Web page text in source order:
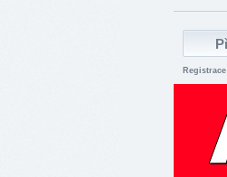
Registrace